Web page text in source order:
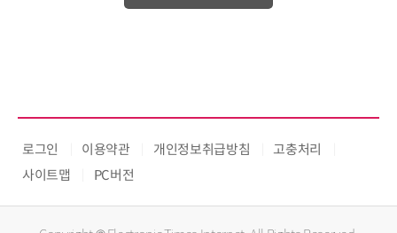
로그인 이용약관 개인정보취급방침
고충처리
사이트맵
PC버전